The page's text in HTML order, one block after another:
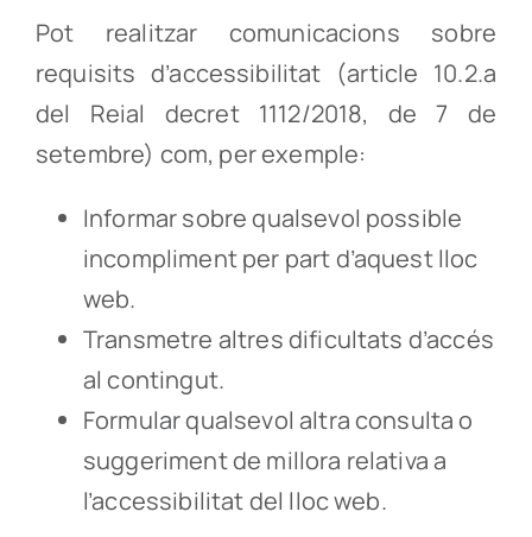
Pot realitzar comunicacions sobre
requisits d’accessibilitat (article 10.2.a
del Reial decret 1112/2018, de 7 de
setembre) com, per exemple:
Informar sobre qualsevol possible
incompliment per part d’aquest lloc
web.
Transmetre altres dificultats d’accés
al contingut.
Formular qualsevol altra consulta o
suggeriment de millora relativa a
l’accessibilitat del lloc web.